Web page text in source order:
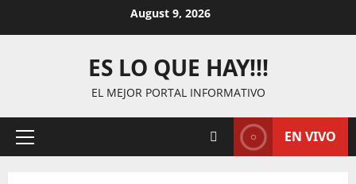
August 9, 2026
ES LO QUE HAY!!!
EL MEJOR PORTAL INFORMATIVO
Primary
EN VIVO